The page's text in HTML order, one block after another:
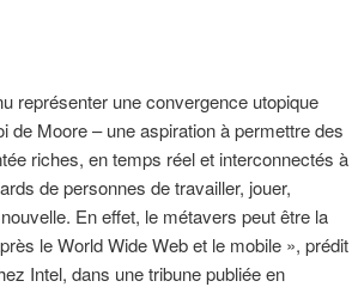
représenter une convergence utopique
de Moore – une aspiration à permettre des
riches, en temps réel et interconnectés à
de personnes de travailler, jouer,
En effet, le métavers peut être la
le World Wide Web et le mobile », prédit
Intel, dans une tribune publiée en